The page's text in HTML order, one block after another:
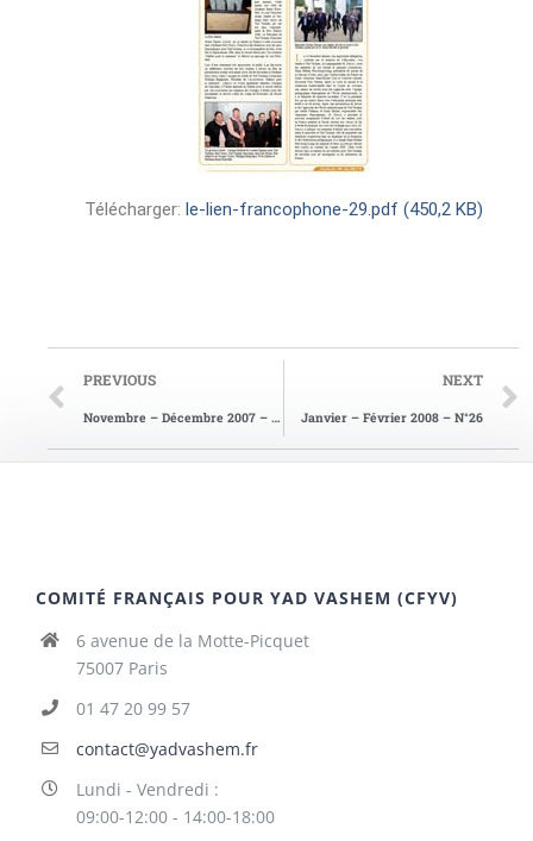
Télécharger: le-lien-francophone-29.pdf (450,2 KB)
PREVIOUS
Novembre – Décembre 2007 – N°25
NEXT
Janvier – Février 2008 – N°26
COMITÉ FRANÇAIS POUR YAD VASHEM (CFYV)
6 avenue de la Motte-Picquet
75007 Paris
01 47 20 99 57
contact@yadvashem.fr
Lundi - Vendredi :
09:00-12:00 - 14:00-18:00